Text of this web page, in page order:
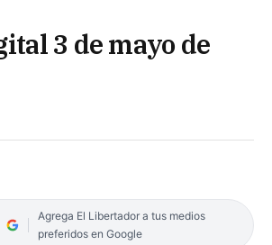
3 de mayo de
Agrega El Libertador a tus medios
preferidos en Google